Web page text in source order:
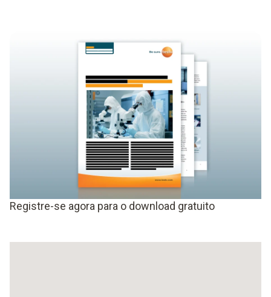
Registre-se agora para o download gratuito